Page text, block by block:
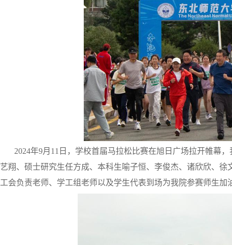
2024年9月 11 日，学校首届马拉松比赛在旭日广场拉开帷幕
艺翔、硕士研究生任方成、本科生喻子恒、李俊杰、诸欣欣、
工会负责老师、学工组老师以及学生代表到场为我院参赛师生加